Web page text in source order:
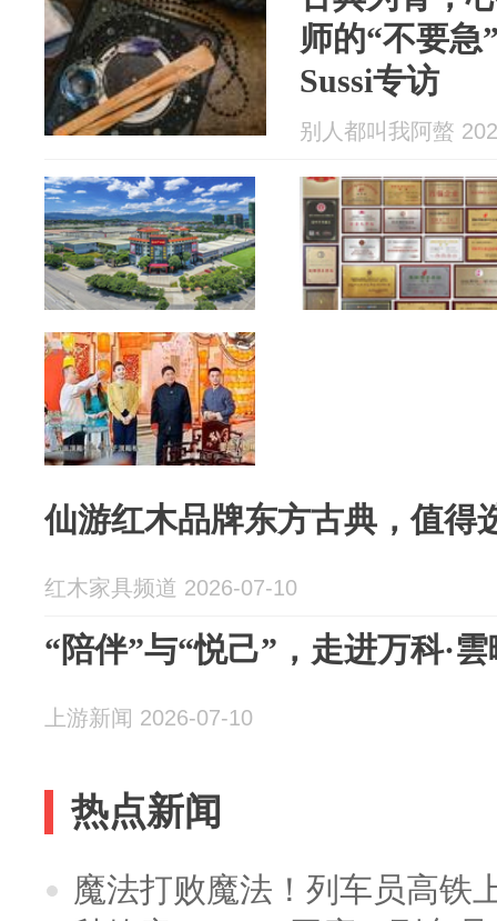
师的“不要急
Sussi专访
别人都叫我阿螫
仙游红木品牌东方古典，值得
红木家具频道 2026-07-10
“陪伴”与“悦己”，走进万科·
上游新闻 2026-07-10
热点新闻
魔法打败魔法！列车员高铁